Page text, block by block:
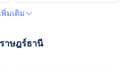
พิ่มเติม
าษฎร์ธานี